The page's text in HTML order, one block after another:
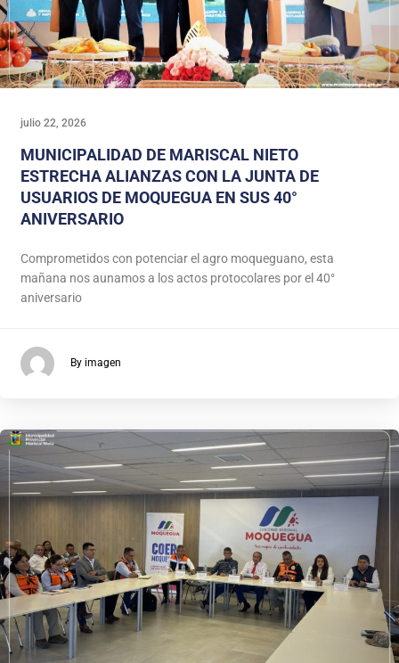
julio 22, 2026
MUNICIPALIDAD DE MARISCAL NIETO
ESTRECHA ALIANZAS CON LA JUNTA DE
USUARIOS DE MOQUEGUA EN SUS 40°
ANIVERSARIO
Comprometidos con potenciar el agro moqueguano, esta
mañana nos aunamos a los actos protocolares por el 40°
aniversario
By imagen